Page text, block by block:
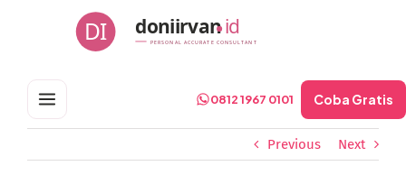
DI doniirvanid
PERSONAL ACCURATE CONSULTANT
0812 1967 0101 Coba Gratis
Previous Next